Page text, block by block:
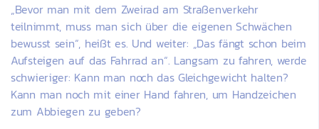
„Bevor man mit dem Zweirad am Straßenverkehr
teilnimmt, muss man sich über die eigenen Schwächen
bewusst sein“, heißt es. Und weiter: „Das fängt schon beim
Aufsteigen auf das Fahrrad an“. Langsam zu fahren, werde
schwieriger: Kann man noch das Gleichgewicht halten?
Kann man noch mit einer Hand fahren, um Handzeichen
zum Abbiegen zu geben?